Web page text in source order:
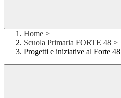
Home >
Scuola Primaria FORTE 48 >
Progetti e iniziative al Forte 48